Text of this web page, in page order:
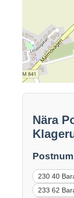
Nära
230 40
233 62